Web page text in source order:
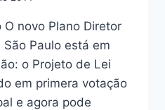
novo Plano Diretor
São Paulo está em
o Projeto de Lei
em primera votação
e agora pode